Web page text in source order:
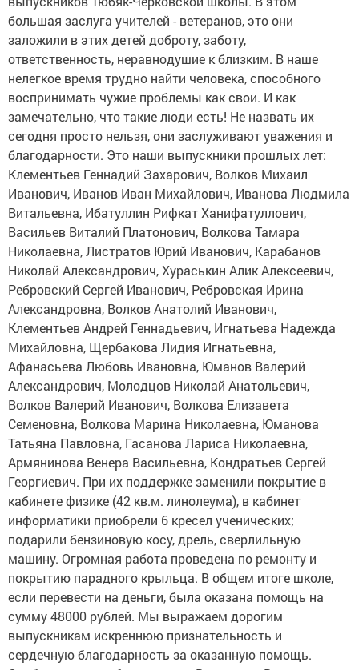
большая заслуга учителей - ветеранов, это они
заложили в этих детей доброту, заботу,
ответственность, неравнодушие к близким. В наше
нелегкое время трудно найти человека, способного
воспринимать чужие проблемы как свои. И как
замечательно, что такие люди есть! Не назвать их
сегодня просто нельзя, они заслуживают уважения и
благодарности. Это наши выпускники прошлых лет:
Клементьев Геннадий Захарович, Волков Михаил
Иванович, Иванов Иван Михайлович, Иванова Людмила
Витальевна, Ибатуллин Рифкат Ханифатуллович,
Васильев Виталий Платонович, Волкова Тамара
Николаевна, Листратов Юрий Иванович, Карабанов
Николай Александрович, Хураськин Алик Алексеевич,
Ребровский Сергей Иванович, Ребровская Ирина
Александровна, Волков Анатолий Иванович,
Клементьев Андрей Геннадьевич, Игнатьева Надежда
Михайловна, Щербакова Лидия Игнатьевна,
Афанасьева Любовь Ивановна, Юманов Валерий
Александрович, Молодцов Николай Анатольевич,
Волков Валерий Иванович, Волкова Елизавета
Семеновна, Волкова Марина Николаевна, Юманова
Татьяна Павловна, Гасанова Лариса Николаевна,
Армянинова Венера Васильевна, Кондратьев Сергей
Георгиевич. При их поддержке заменили покрытие в
кабинете физике (42 кв.м. линолеума), в кабинет
информатики приобрели 6 кресел ученических;
подарили бензиновую косу, дрель, сверлильную
машину. Огромная работа проведена по ремонту и
покрытию парадного крыльца. В общем итоге школе,
если перевести на деньги, была оказана помощь на
сумму 48000 рублей. Мы выражаем дорогим
выпускникам искреннюю признательность и
сердечную благодарность за оказанную помощь.